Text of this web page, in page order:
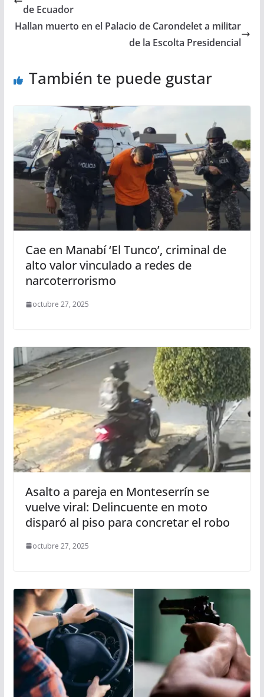
de Ecuador
Hallan muerto en el Palacio de Carondelet a militar
de la Escolta Presidencial
También te puede gustar
Cae en Manabí ‘El Tunco’, criminal de
alto valor vinculado a redes de
narcoterrorismo
octubre 27, 2025
Asalto a pareja en Monteserrín se
vuelve viral: Delincuente en moto
disparó al piso para concretar el robo
octubre 27, 2025